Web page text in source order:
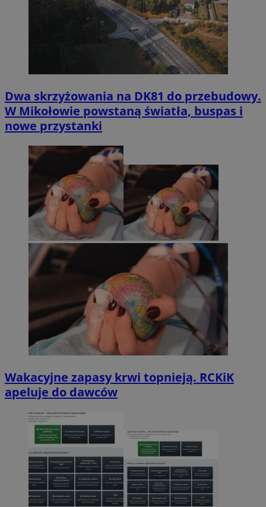
Dwa skrzyżowania na DK81 do przebudowy.
W Mikołowie powstaną światła, buspas i
nowe przystanki
Wakacyjne zapasy krwi topnieją. RCKiK
apeluje do dawców